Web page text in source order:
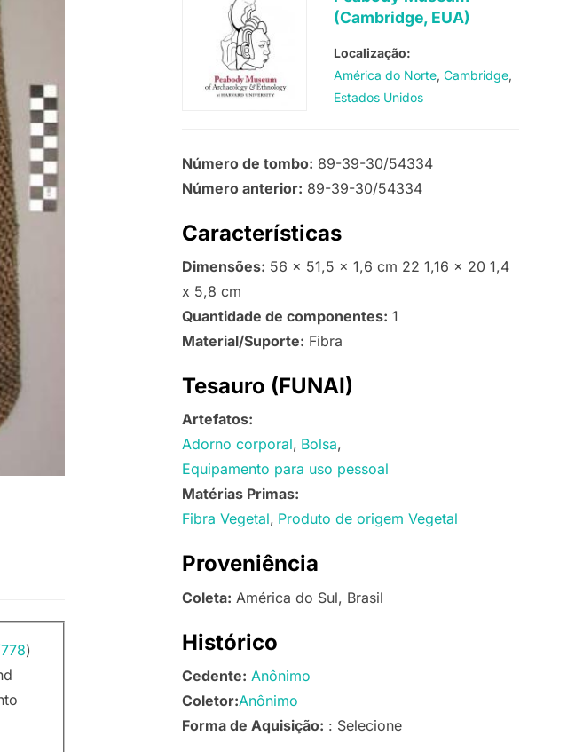
)
(Cambridge, EUA)
Localização:
América do Norte Cambridge
Estados Unidos
Número de tombo: 89-39-30/54334
Número anterior: 89-39-30/54334
Características
Dimensões: 56 x 51,5 x 1,6 cm 22 1,16 x 20 1,4
x 5,8 cm
Quantidade de componentes: 1
Material/Suporte: Fibra
Tesauro (FUNAI)
Artefatos:
Adorno corporal Bolsa
Equipamento para uso pessoal
Matérias Primas:
Fibra Vegetal Produto de origem Vegetal
Proveniência
Coleta: América do Sul, Brasil
Histórico
Cedente: Anônimo
Coletor:Anônimo
Forma de Aquisição: : Selecione